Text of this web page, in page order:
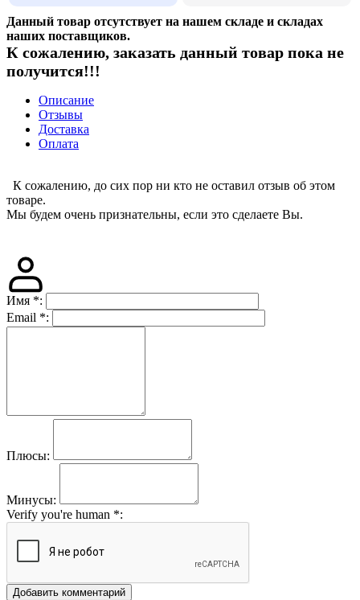
Данный товар отсутствует на нашем складе и складах
наших поставщиков.
К сожалению, заказать данный товар пока не
получится!!!
Описание
Отзывы
Доставка
Оплата
К сожалению, до сих пор ни кто не оставил отзыв об этом
товаре.
Мы будем очень признательны, если это сделаете Вы.
Имя *:
Email *:
Плюсы:
Минусы:
Verify you're human *:
Добавить комментарий